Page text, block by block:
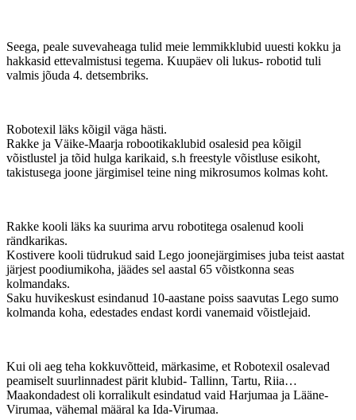
Seega, peale suvevaheaga tulid meie lemmikklubid uuesti kokku ja
hakkasid ettevalmistusi tegema. Kuupäev oli lukus- robotid tuli
valmis jõuda 4. detsembriks.
Robotexil läks kõigil väga hästi.
Rakke ja Väike-Maarja robootikaklubid osalesid pea kõigil
võistlustel ja tõid hulga karikaid, s.h freestyle võistluse esikoht,
takistusega joone järgimisel teine ning mikrosumos kolmas koht.
Rakke kooli läks ka suurima arvu robotitega osalenud kooli
rändkarikas.
Kostivere kooli tüdrukud said Lego joonejärgimises juba teist aastat
järjest poodiumikoha, jäädes sel aastal 65 võistkonna seas
kolmandaks.
Saku huvikeskust esindanud 10-aastane poiss saavutas Lego sumo
kolmanda koha, edestades endast kordi vanemaid võistlejaid.
Kui oli aeg teha kokkuvõtteid, märkasime, et Robotexil osalevad
peamiselt suurlinnadest pärit klubid- Tallinn, Tartu, Riia…
Maakondadest oli korralikult esindatud vaid Harjumaa ja Lääne-
Virumaa, vähemal määral ka Ida-Virumaa.